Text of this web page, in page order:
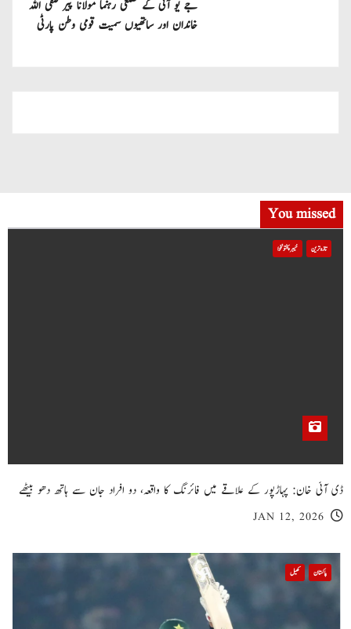
جے یو آئی کے ضلعی رہنما مولانا پیر صفی اللہ
خاندان اور ساتھیوں سمیت قومی وطن پارٹی
You missed
تازہ ترین خیبر پختونخوا
ڈی آئی خان: پہاڑپور کے علاقے میں فائرنگ کا واقعہ، دو افراد جان سے ہاتھ دھو بیٹھے
JAN 12, 2026
پاکستان کھیل